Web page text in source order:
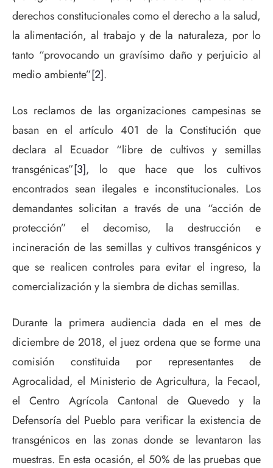
derechos constitucionales como el derecho a la salud,
la alimentación, al trabajo y de la naturaleza, por lo
tanto “provocando un gravísimo daño y perjuicio al
medio ambiente”[2].
Los reclamos de las organizaciones campesinas se
basan en el artículo 401 de la Constitución que
declara al Ecuador “libre de cultivos y semillas
transgénicas”[3], lo que hace que los cultivos
encontrados sean ilegales e inconstitucionales. Los
demandantes solicitan a través de una “acción de
protección” el decomiso, la destrucción e
incineración de las semillas y cultivos transgénicos y
que se realicen controles para evitar el ingreso, la
comercialización y la siembra de dichas semillas.
Durante la primera audiencia dada en el mes de
diciembre de 2018, el juez ordena que se forme una
comisión constituida por representantes de
Agrocalidad, el Ministerio de Agricultura, la Fecaol,
el Centro Agrícola Cantonal de Quevedo y la
Defensoría del Pueblo para verificar la existencia de
transgénicos en las zonas donde se levantaron las
muestras. En esta ocasión, el 50% de las pruebas que